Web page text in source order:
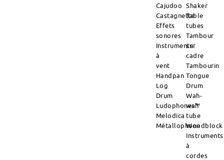
Cajudoo
Castagnette
Effets
sonores
Instruments
à
vent
Handpan
Log
Drum
Ludophones™
Melodica
Métallophone
Shaker
Table
tubes
Tambour
sur
cadre
Tambourin
Tongue
Drum
Wah-
wah
tube
Woodblock
Instruments
à
cordes